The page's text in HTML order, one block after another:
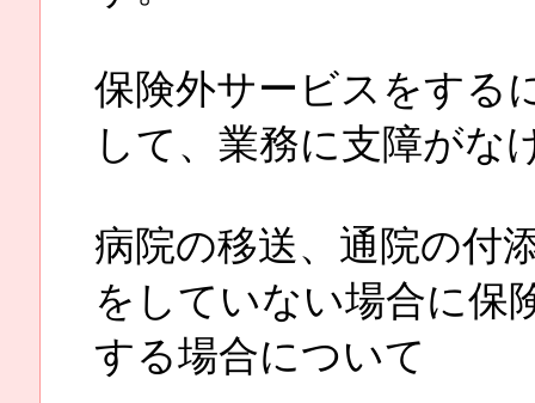
保険外サービスをする
して、業務に支障がな
病院の移送、通院の付
をしていない場合に保
する場合について